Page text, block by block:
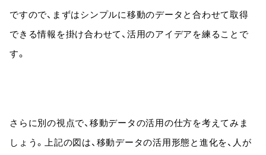
ですので、まずはシンプルに移動のデータと合わせて取得
できる情報を掛け合わせて、活用のアイデアを練ることで
す。
さらに別の視点で、移動データの活用の仕方を考えてみま
しょう。上記の図は、移動データの活用形態と進化を、人が